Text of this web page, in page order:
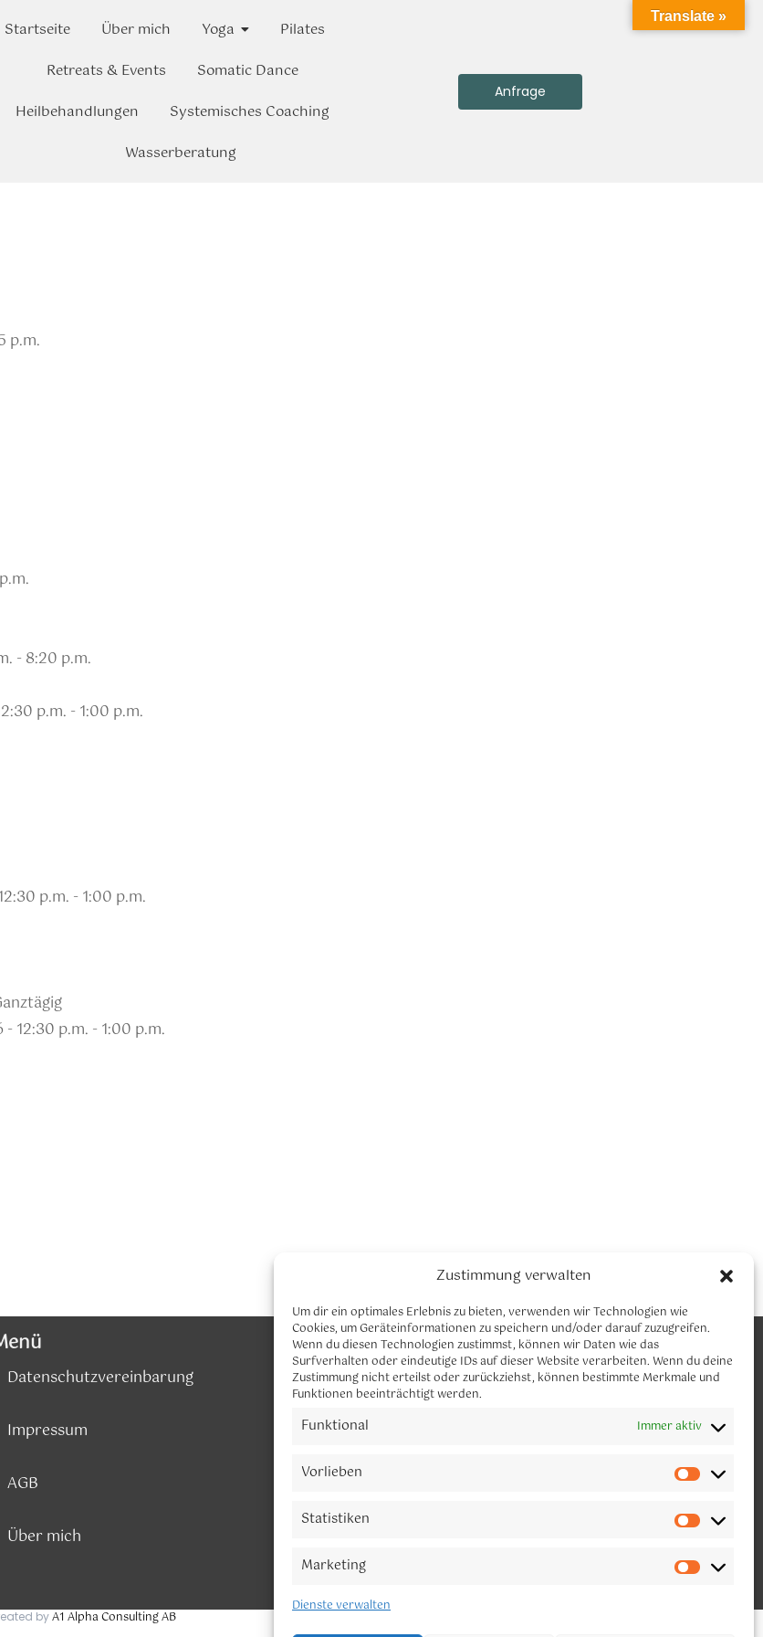
Zustimmung verwalten
Um dir ein optimales Erlebnis zu bieten, verwenden wir Technologien wie
Cookies, um Geräteinformationen zu speichern und/oder darauf zuzugreifen.
Wenn du diesen Technologien zustimmst, können wir Daten wie das
Surfverhalten oder eindeutige IDs auf dieser Website verarbeiten. Wenn du deine
Zustimmung nicht erteilst oder zurückziehst, können bestimmte Merkmale und
Funktionen beeinträchtigt werden.
Funktional Immer aktiv
Vorlieben
Statistiken
Marketing
Dienste verwalten
Startseite Über mich Yoga
Pilates
Retreats & Events
Somatic Dance
Heilbehandlungen
Systemisches Coaching
Wasserberatung
Anfrage
p.m.
- 8:20 p.m.
p.m. - 1:00 p.m.
p.m. - 1:00 p.m.
12:30 p.m. - 1:00 p.m.
Datenschutzvereinbarung
Impressum
AGB
Über mich
CLAUDIA NEUMANN YOGA
Let´s connect
Melde dich gerne für meinen Newsletter
byA1 Alpha Consulting AB
Translate »